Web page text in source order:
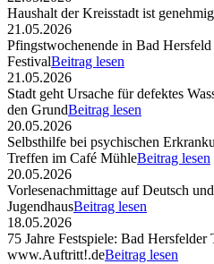
Haushalt der Kreisstadt ist
21.05.2026
Pfingstwochenende in Bad
FestivalBeitrag lesen
21.05.2026
Stadt geht Ursache für defektes
den GrundBeitrag lesen
20.05.2026
Selbsthilfe bei psychischen
Treffen im Café MühleBeitrag lesen
20.05.2026
Vorlesenachmittage auf Deutsch
JugendhausBeitrag lesen
18.05.2026
75 Jahre Festspiele: Bad Hersfelder
www.Auftritt!.deBeitrag lesen